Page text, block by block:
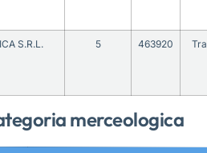
merceologica
S.R.L. 5 463920